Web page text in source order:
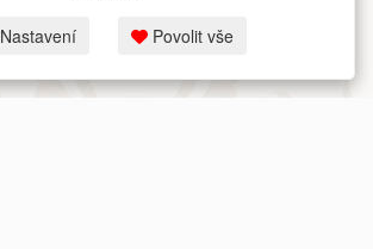
Nastavení Povolit vše